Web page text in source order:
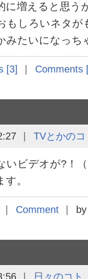
に増えると思う
もしろいネタが
みたいになっち
[3] Comments
TVとかのコ
いビデオが?！
。
Comment
日々のコト